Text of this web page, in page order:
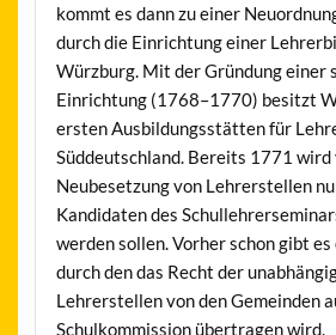
kommt es dann zu einer
durch die Einrichtung einer
Würzburg. Mit der Gründung einer
Einrichtung (1768–1770) besitzt
ersten Ausbildungsstätten für
Süddeutschland. Bereits 1771 wird
Neubesetzung von Lehrerstellen
Kandidaten des
werden sollen. Vorher schon gibt es
durch den das Recht der
Lehrerstellen von den Gemeinden
Schulkommission übertragen wird.